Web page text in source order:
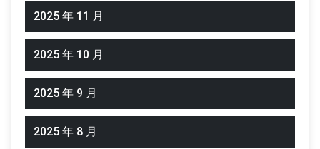
2025 年 11 月
2025 年 10 月
2025 年 9 月
2025 年 8 月